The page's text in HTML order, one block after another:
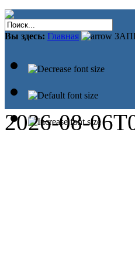
Вы здесь: Главная
2026-08-